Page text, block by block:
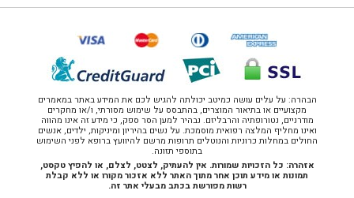
הבהרה: על עלים עושה כמיטב יכולתה להגיש לכם את המידע באתר במאמרים
מקצועיים או בתיאור המוצרים, בהתבסס על שימוש מסורתי, ו/או מחקרים
מודרניים, נטורופתיה והרבליזם. נבהיר למען הסר ספק, כי מידע זה אינו מהווה
ואינו מחליף המלצה רפואית מוסמכת. על נשים בהיריון ומיניקות, ילדים, אנשים
החולים במחלות כרוניות והנוטלים תרופות מרשם להיוועץ ברופא לפני השימוש
בתוספי תזונה.
אזהרה: כל הזכויות שמורות. אין להעתיק, לצטט, לצלם, או להפיץ טקסט,
תמונות או מידע תוכן אחר מתוך האתר ללא אזכור מקורו או ללא קבלת
רשות מפורשת בכתב מבעלי אתר זה.